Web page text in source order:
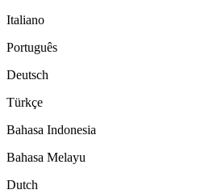
Italiano
Português
Deutsch
Türkçe
Bahasa Indonesia
Bahasa Melayu
Dutch